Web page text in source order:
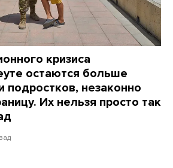
кризиса
остаются больше
подростков, незаконно
Их нельзя просто так